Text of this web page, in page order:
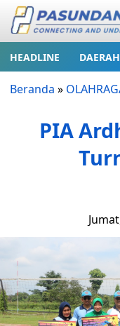
HEADLINE DAERAH
Beranda »
PIA